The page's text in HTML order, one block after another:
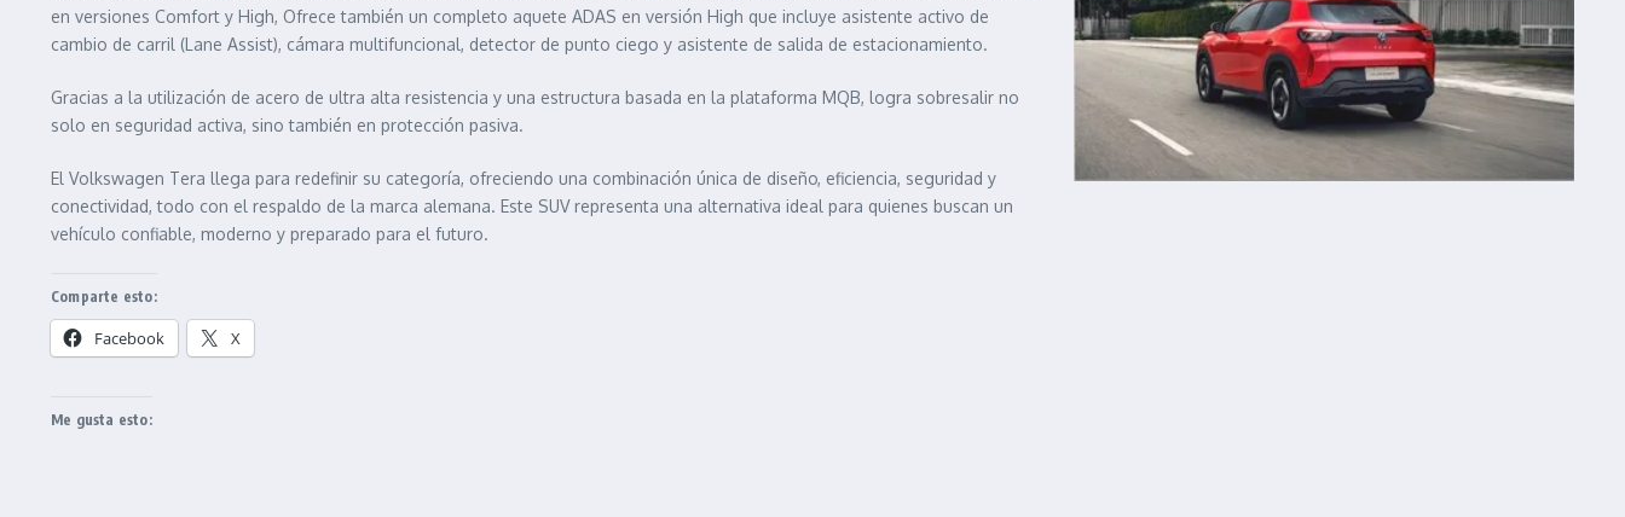
en versiones Comfort y High, Ofrece también un completo aquete ADAS en versión High que incluye asistente activo de
cambio de carril (Lane Assist), cámara multifuncional, detector de punto ciego y asistente de salida de estacionamiento.
Gracias a la utilización de acero de ultra alta resistencia y una estructura basada en la plataforma MQB, logra sobresalir no
solo en seguridad activa, sino también en protección pasiva.
El Volkswagen Tera llega para redefinir su categoría, ofreciendo una combinación única de diseño, eficiencia, seguridad y
conectividad, todo con el respaldo de la marca alemana. Este SUV representa una alternativa ideal para quienes buscan un
vehículo confiable, moderno y preparado para el futuro.
Comparte esto:
Facebook X
Me gusta esto: